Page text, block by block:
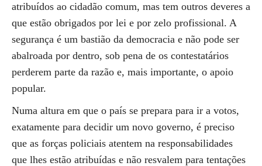
atribuídos ao cidadão comum, mas tem outros deveres a
que estão obrigados por lei e por zelo profissional. A
segurança é um bastião da democracia e não pode ser
abalroada por dentro, sob pena de os contestatários
perderem parte da razão e, mais importante, o apoio
popular.
Numa altura em que o país se prepara para ir a votos,
exatamente para decidir um novo governo, é preciso
que as forças policiais atentem na responsabilidades
que lhes estão atribuídas e não resvalem para tentações